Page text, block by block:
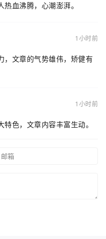
血沸腾，心潮澎湃。
1小时前
，文章的气势雄伟，矫健有
1小时前
色，文章内容丰富生动。